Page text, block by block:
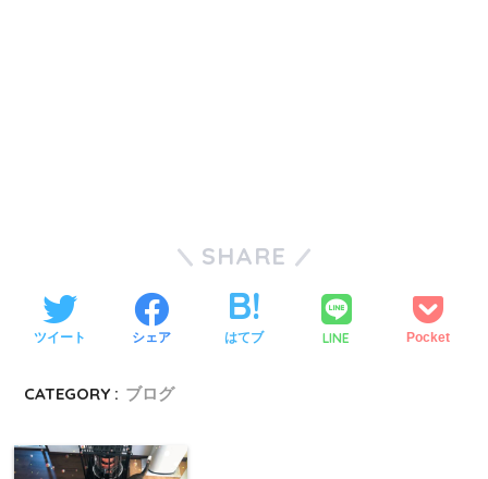
SHARE
ツイート シェア はてブ LINE Pocket
CATEGORY : ブログ